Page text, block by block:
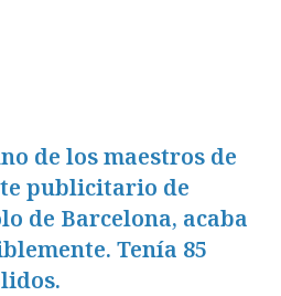
de los maestros de
publicitario de
de Barcelona, acaba
Tenía 85